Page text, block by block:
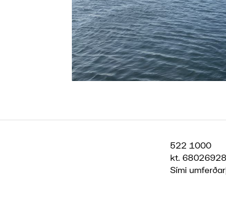
522 1000
kt.
Sími